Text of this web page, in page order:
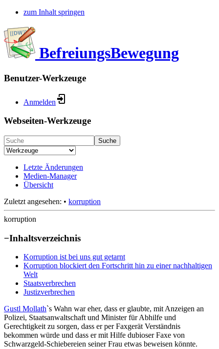
zum Inhalt springen
BefreiungsBewegung
Benutzer-Werkzeuge
Anmelden
Webseiten-Werkzeuge
Suche
Letzte Änderungen
Medien-Manager
Übersicht
Zuletzt angesehen: • korruption
korruption
−Inhaltsverzeichnis
Korruption ist bei uns gut getarnt
Korruption blockiert den Fortschritt hin zu einer nachhaltigen
Welt
Staatsverbrechen
Justizverbrechen
Gustl Mollath`s Wahn war eher, dass er glaubte, mit Anzeigen an
Polizei, Staatsanwaltschaft und Minister für Abhilfe und
Gerechtigkeit zu sorgen, dass er per Faxgerät Verständnis
bekommen würde und dass er mit Hilfe dubioser Faxe von
Schwarzgeld-Schiebereien seiner Frau etwas beweisen könnte.